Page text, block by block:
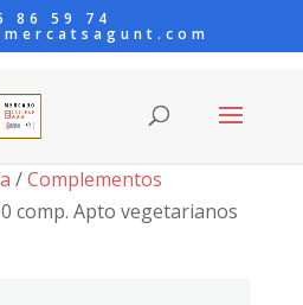
86 59 74
/Complementos
comp. Apto vegetarianos